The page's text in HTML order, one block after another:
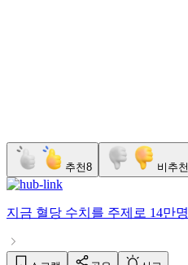
추천8 비추천
지금 혈당 수치 를 주제로 14만명